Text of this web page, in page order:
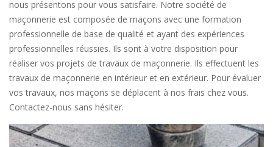
nous présentons pour vous satisfaire. Notre société de
maçonnerie est composée de maçons avec une formation
professionnelle de base de qualité et ayant des expériences
professionnelles réussies. Ils sont à votre disposition pour
réaliser vos projets de travaux de maçonnerie. Ils effectuent les
travaux de maçonnerie en intérieur et en extérieur. Pour évaluer
vos travaux, nos maçons se déplacent à nos frais chez vous.
Contactez-nous sans hésiter.